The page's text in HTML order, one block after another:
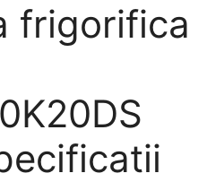
frigorifica